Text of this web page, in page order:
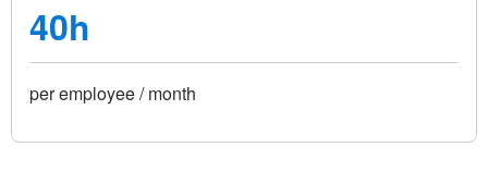
40h
per employee / month